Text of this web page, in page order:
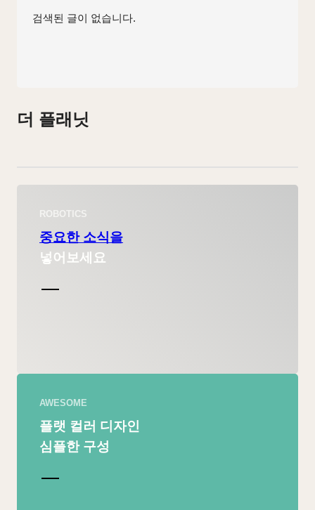
검색된 글이 없습니다.
더 플래닛
ROBOTICS
중요한 소식을
넣어보세요
AWESOME
플랫 컬러 디자인
심플한 구성